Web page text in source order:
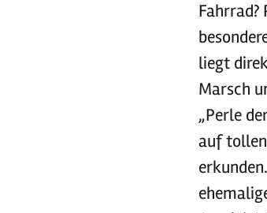
liegt
Marsch
„Perle
auf